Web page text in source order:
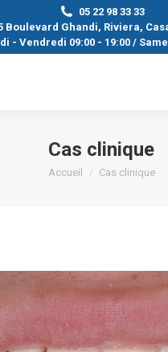
05 22 98 33 33
Boulevard Ghandi, Riviera,
- Vendredi 09:00 - 19:00 /
Cas clinique
Vous êtes ici :
Accueil Cas clinique